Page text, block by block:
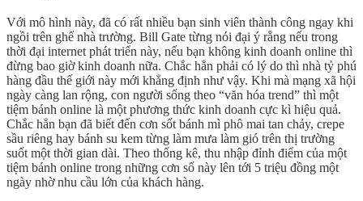
Với mô hình này, đã có rất nhiều bạn sinh viên thành công ngay khi
ngồi trên ghế nhà trường. Bill Gate từng nói đại ý rằng nếu trong
thời đại internet phát triển này, nếu bạn không kinh doanh online thì
đừng bao giờ kinh doanh nữa. Chắc hẳn phải có lý do thì nhà tỷ phú
hàng đầu thế giới này mới khẳng định như vậy. Khi mà mạng xã hội
ngày càng lan rộng, con người sống theo “văn hóa trend” thì một
tiệm bánh online là một phương thức kinh doanh cực kì hiệu quả.
Chắc hẳn bạn đã biết đến cơn sốt bánh mì phô mai tan chảy, crepe
sầu riêng hay bánh su kem từng làm mưa làm gió trên thị trường
suốt một thời gian dài. Theo thống kê, thu nhập đỉnh điểm của một
tiệm bánh online trong những cơn số này lên tới 5 triệu đồng một
ngày nhờ nhu cầu lớn của khách hàng.